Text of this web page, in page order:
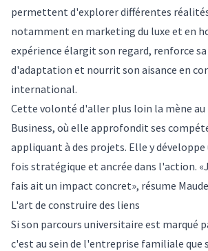
permettent d'explorer différentes
notamment en marketing du luxe et en
expérience élargit son regard, renforce
d'adaptation et nourrit son aisance en
international.
Cette volonté d'aller plus loin la mène au
Business, où elle approfondit ses
appliquant à des projets. Elle y développe
fois stratégique et ancrée dans l'action.
fais ait un impact concret», résume
L'art de construire des liens
Si son parcours universitaire est marqué
c'est au sein de l'entreprise familiale que